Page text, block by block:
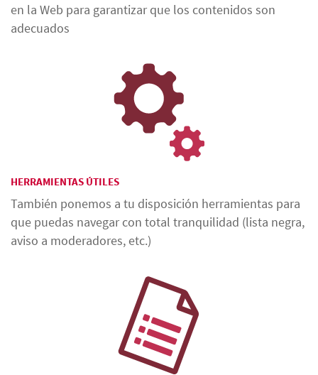
en la Web para garantizar que los contenidos son
adecuados
HERRAMIENTAS ÚTILES
También ponemos a tu disposición herramientas para
que puedas navegar con total tranquilidad (lista negra,
aviso a moderadores, etc.)